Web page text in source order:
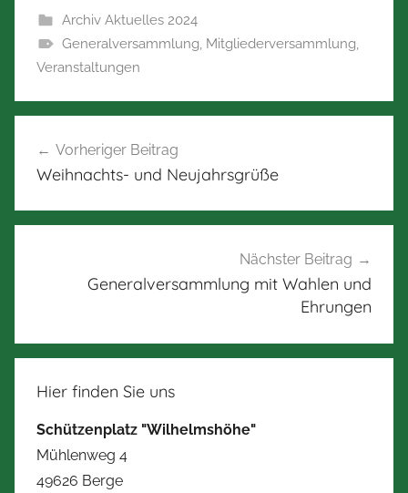
Archiv Aktuelles 2024
Generalversammlung Mitgliederversammlung
Veranstaltungen
Vorheriger Beitrag
Weihnachts- und Neujahrsgrüße
Nächster Beitrag
Generalversammlung mit Wahlen und
Ehrungen
Hier finden Sie uns
Schützenplatz "Wilhelmshöhe"
Mühlenweg 4
49626 Berge